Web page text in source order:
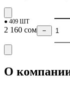
● 409 ШТ
2 160 сом −
О